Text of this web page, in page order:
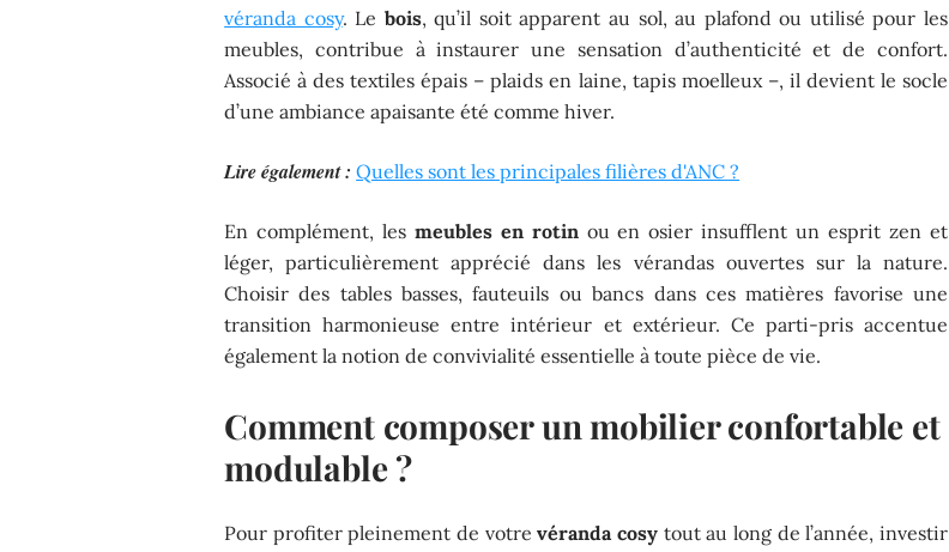
véranda cosy. Le bois, qu’il soit apparent au sol, au plafond ou utilisé pour les
meubles, contribue à instaurer une sensation d’authenticité et de confort.
Associé à des textiles épais – plaids en laine, tapis moelleux –, il devient le socle
d’une ambiance apaisante été comme hiver.
Lire également : Quelles sont les principales filières d'ANC ?
En complément, les meubles en rotinou en osier insufflent un esprit zen et
léger, particulièrement apprécié dans les vérandas ouvertes sur la nature.
Choisir des tables basses, fauteuils ou bancs dans ces matières favorise une
transition harmonieuse entre intérieur et extérieur. Ce parti-pris accentue
également la notion de convivialité essentielle à toute pièce de vie.
Comment composer un mobilier confortable et
modulable ?
Pour profiter pleinement de votrevéranda cosy tout au long de l’année, investir